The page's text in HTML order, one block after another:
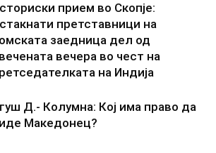
прием во Скопје:
претставници на
заедница дел од
вечера во чест на
на Индија
Д.- Колумна: Кој има право да
Македонец?